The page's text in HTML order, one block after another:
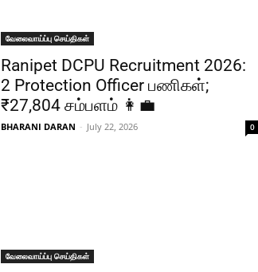
வேலைவாய்ப்பு செய்திகள்
Ranipet DCPU Recruitment 2026:
2 Protection Officer பணிகள்;
₹27,804 சம்பளம் 👩‍💼
BHARANI DARAN - July 22, 2026 0
வேலைவாய்ப்பு செய்திகள்